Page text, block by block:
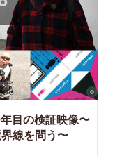
目の検証映像〜
線を問う〜